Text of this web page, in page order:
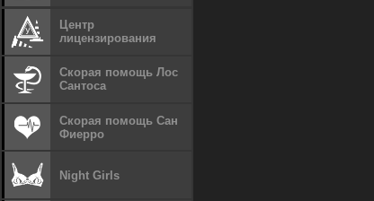
Центр
лицензирования
Скорая помощь Лос
Сантоса
Скорая помощь Сан
Фиерро
Night Girls